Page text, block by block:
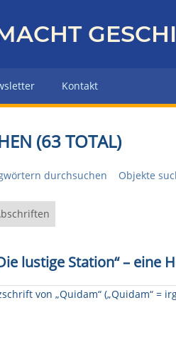
Kontakt
(63 TOTAL)
durchsuchen Objekte
lustige Station“ – eine